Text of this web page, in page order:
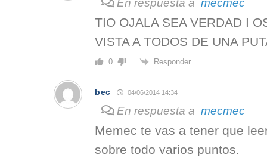
TIO OJALA SEA VERDAD I
VISTA A TODOS DE UNA
0 Responder
bec 04/06/2014 14:34
En respuesta a mecmec
Memec te vas a tener que
sobre todo varios puntos.